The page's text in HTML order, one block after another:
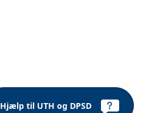
Hjælp til UTH og DPSD